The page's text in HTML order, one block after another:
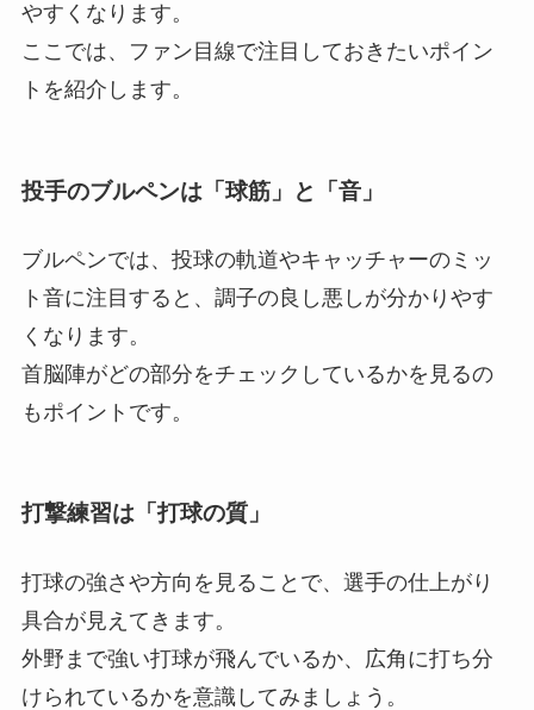
やすくなります。
ここでは、ファン目線で注目しておきたいポイン
トを紹介します。
投手のブルペンは「球筋」と「音」
ブルペンでは、投球の軌道やキャッチャーのミッ
ト音に注目すると、調子の良し悪しが分かりやす
くなります。
首脳陣がどの部分をチェックしているかを見るの
もポイントです。
打撃練習は「打球の質」
打球の強さや方向を見ることで、選手の仕上がり
具合が見えてきます。
外野まで強い打球が飛んでいるか、広角に打ち分
けられているかを意識してみましょう。